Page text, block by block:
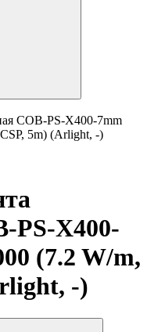
COB-PS-X400-7mm
5m) (Arlight, -)
PS-X400-
(7.2 W/m,
-)